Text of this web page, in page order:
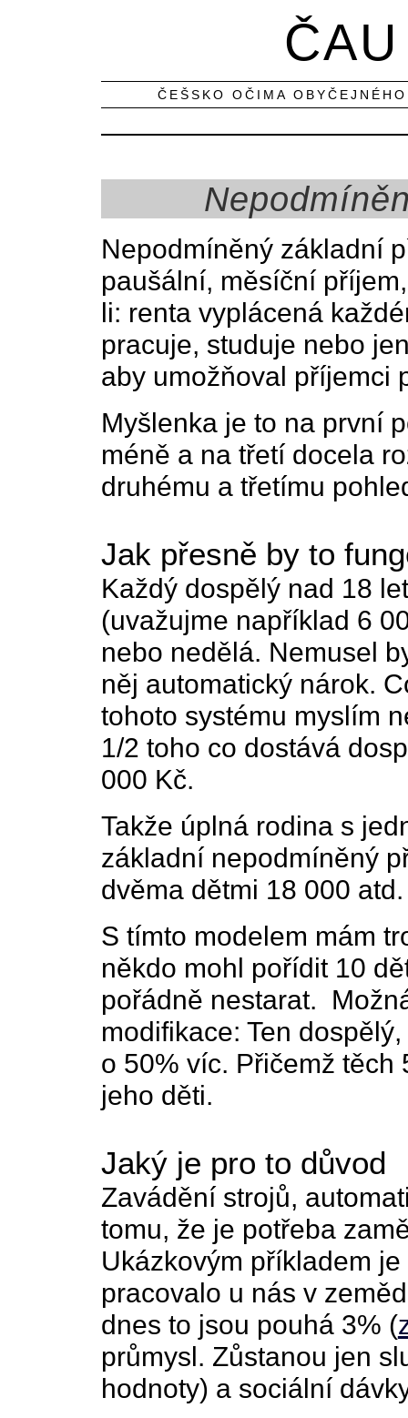
ČEŠSKO OČIMA
Nepodmíněný základní
paušální, měsíční
li: renta vyplácená
pracuje, studuje nebo
aby umožňoval příjemci
Myšlenka je to na první
méně a na třetí docela
druhému a třetímu
Jak přesně by to
Každý dospělý nad 18
(uvažujme například 6
nebo nedělá. Nemusel
něj automatický nárok.
tohoto systému myslím
1/2 toho co dostává
000 Kč.
Takže úplná rodina s
základní nepodmíněný
dvěma dětmi 18 000 atd.
S tímto modelem mám
někdo mohl pořídit 10
pořádně nestarat.
modifikace: Ten
o 50% víc. Přičemž těch
jeho děti.
Jaký je pro to důvod
Zavádění strojů,
tomu, že je potřeba
Ukázkovým příkladem
pracovalo u nás v
dnes to jsou pouhá 3% (
průmysl. Zůstanou jen
hodnoty) a sociální